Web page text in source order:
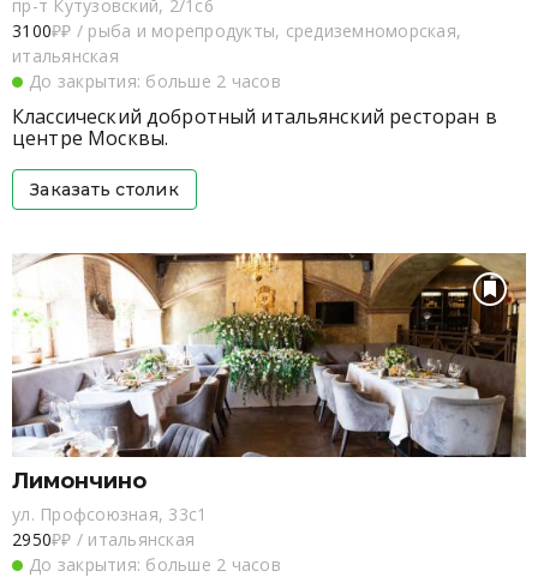
пр-т Кутузовский, 2/1с6
3100₽₽ / рыба и морепродукты, средиземноморская,
итальянская
До закрытия: больше 2 часов
Классический добротный итальянский ресторан в
центре Москвы.
Заказать столик
Лимончино
ул. Профсоюзная, 33с1
2950₽₽ / итальянская
До закрытия: больше 2 часов